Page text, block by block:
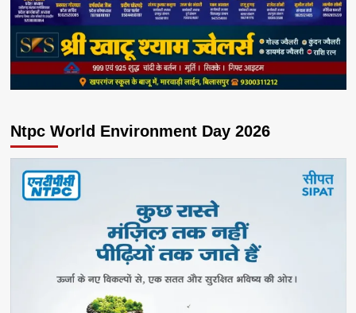
Ntpc World Environment Day 2026